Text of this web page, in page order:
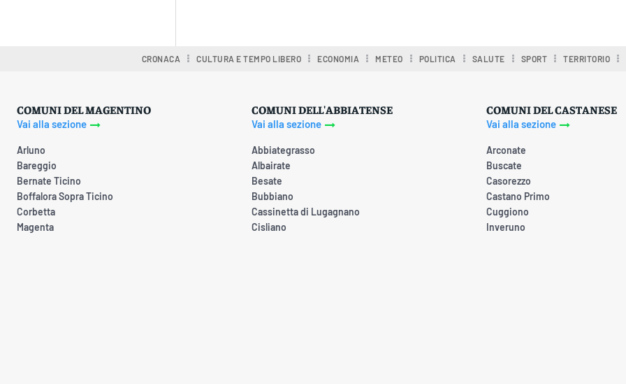
CRONACA CULTURA E TEMPO LIBERO ECONOMIA METEO POLITICA SALUTE SPORT TERRITORIO
COMUNI DEL MAGENTINO
Vai alla sezione
Arluno
Bareggio
Bernate Ticino
Boffalora Sopra Ticino
Corbetta
Magenta
COMUNI DELL'ABBIATENSE
Vai alla sezione
Abbiategrasso
Albairate
Besate
Bubbiano
Cassinetta di Lugagnano
Cisliano
COMUNI DEL CASTANESE
Vai alla sezione
Arconate
Buscate
Casorezzo
Castano Primo
Cuggiono
Inveruno